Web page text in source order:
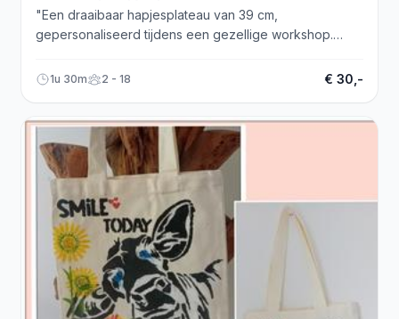
"Een draaibaar hapjesplateau van 39 cm,
gepersonaliseerd tijdens een gezellige workshop.
1u 30m 2 - 18 € 30,-